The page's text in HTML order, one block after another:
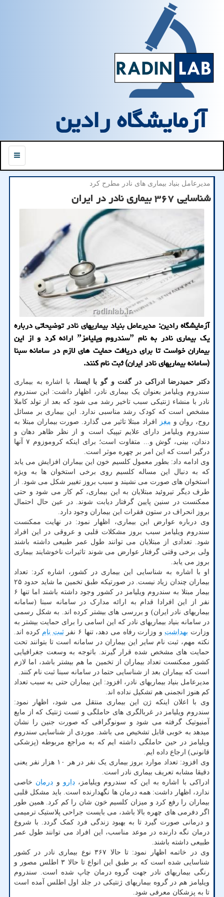
آزمایشگاه رادین
منو
مدیرعامل بنیاد بیماری های نادر مطرح كرد
شناسایی ۳۶۷ بیماری نادر در ایران
آزمایشگاه رادین: مدیرعامل بنیاد بیماریهای نادر توضیحاتی درباره
یک بیماری نادر به نام ˮسندروم ویلیامزˮ ارائه کرد و از این
بیماران خواست تا برای دریافت حمایت های لازم در سامانه سبنا
(سامانه بیماریهای نادر ایران) ثبت نام کنند.
دکتر حمیدرضا ادراکی در گفت و گو با ایسنا، با اشاره به بیماری
سندروم ویلیامز بعنوان یک بیماری نادر، اظهار داشت: این سندروم
نادر با منشاء ژنتیکی سبب تاخیر رشد می شود که بعد از تولد کاملا
مشخص است که کودک رشد مناسبی ندارد. این بیماری بر مسائل
روح، روان و مغز
افراد مبتلا تاثیر می گذارد. صورت بیماران مبتلا به
سندروم ویلیامز دارای علایم تیپیک است و از نظر ظاهر دهان و
دندان، بینی، گوش و... متفاوت است؛ برای اینکه کروموزوم ۷ آنها
درگیر است که این امر بر چهره موثر است.
وی ادامه داد: بطور معمول کلسیم خون این بیماران افزایش می یابد
که به دنبال این مساله کلسیم روی برخی استخوان ها به ویژه
استخوان های صورت می نشیند و سبب بروز تغییر شکل می شود. از
طرف دیگر تیروئید مبتلایان به این بیماری، کم کار می شود و حتی
ممکنست در سنین پایین گرفتار دیابت شوند. در عین حال احتمال
بروز انحراف در ستون فقرات این بیماران وجود دارد.
وی درباره عوارض این بیماری، اظهار نمود: در نهایت ممکنست
سندروم ویلیامز سبب بروز مشکلات قلبی و عروقی در این افراد
شود. تعدادی از مبتلایان می توانند طول عمر طبیعی داشته باشند
ولی برخی وقتی گرفتار عوارض می شوند تاثیرات ناخوشایند بیماری
بروز می یابد.
او با اشاره به شناسایی این بیماری در کشور، اشاره کرد: تعداد
بیماران چندان زیاد نیست. در صورتیکه طبق تخمین ما شاید حدود ۲۵
بیمار مبتلا به سندروم ویلیامز در کشور وجود داشته باشند اما تنها ۶
نفر از این افرادا قدام به ارائه مدارک در سامانه سبنا (سامانه
بیماریهای نادر ایران) و بررسی های بیشتر کرده اند. به شکل رسمی
در سامانه بنیاد بیماریهای نادر که این اسامی را برای حمایت بیشتر به
وزارت بهداشت و وزارت رفاه می دهد، تنها ۶ نفر ثبت نام کرده اند.
نکته مهم، ثبت نام سایر این بیماران در سامانه است تا بتوانند تحت
حمایت های مشخص شده قرار گیرند. باتوجه به وسعت جغرافیایی
کشور ممکنست تعداد بیماران از تخمین ما هم بیشتر باشد، اما لازم
است که بیماران بعد از شناسایی حتما در سامانه سبنا ثبت نام کنند.
مدیرعامل بنیاد بیماریهای نادر، افزود: این بیماران حتی به سبب تعداد
کم هنوز انجمنی هم تشکیل نداده اند.
وی با اعلان اینکه ژن این بیماری منتقل می شود، اظهار نمود:
سندروم ویلیامز در غربالگری های حاملگی و تست ژنتیک که از مایع
آمنیوتیک گرفته می شود و سونوگرافی که صورت جنین را نشان
میدهد به خوبی قابل تشخیص می باشد. موردی از شناسایی سندروم
ویلیامز در حین حاملگی داشته ایم که به مراجع مربوطه (پزشکی
قانونی) ارجاع داده ایم.
وی افزود: تعداد موارد بروز بیماری یک نفر در هر ۱۰ هزار نفر یعنی
دقیقا مشابه تعریف بیماری نادر است.
ادراکی با اشاره به این که سندروم ویلیامز،دارو و درمان خاصی
ندارد، اظهار داشت: همه درمان ها نگهدارنده است. باید مشکل قلبی
بیماران را رفع کرد و میزان کلسیم خون شان را کم کرد. همین طور
اگر دفرمی های چهره بالا باشد، می بایست جراحی پلاستیک ترمیمی
و درمانی صورت گیرد تا به بهبود زندگی فرد کمک گردد. با شروع
درمان نگه دارنده در موعد مناسب، این افراد می توانند طول عمر
طبیعی داشته باشند.
وی در خاتمه اظهار نمود: تا حالا ۳۶۷ نوع بیماری نادر در کشور
شناسایی شده است که بر طبق این انواع تا حالا ۳ اطلس مصور و
رنگی بیماریهای نادر جهت گروه درمان چاپ شده است. سندروم
ویلیامز هم در گروه بیماریهای ژنتیکی در جلد اول اطلس آمده است
تا به پزشکان معرفی شود.